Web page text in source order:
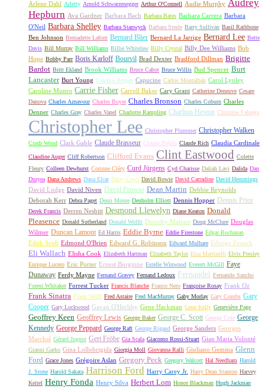
Arlene Dahl Arletty Arnold Schwarzenegger Arthur O'Connell Audie Murphy Audrey
Hepburn Ava Gardner Barbara Bach Barbara Bates Barbara Carrera Barbara
O'Neil Barbara Shelley Barbara Stanwyck Barbara Steele Barry Sullivan Basil Rathbone
Ben Johnson Bernadette Lafont Bernard Blier Bernard La Jarrige Bernard Lee Bette
Davis Bill Murray Bill Williams Billie Whitelaw Billy Crystal Billy Dee Williams Bob
Hope Bobby Parr Boris Karloff Bourvil Brad Dexter Bradford Dillman Brigitte
Bardot Britt Ekland Brook Williams Bruce Cabot Bruce Willis Bud Spencer Burt
Lancaster Burt Young Candice Bergen Capucine Carlos Montalbán Carol Lynley
Caroline Munro Carrie Fisher Carroll Baker Cary Grant Catherine Deneuve Cesare
Danova Charles Aznavour Charles Boyer Charles Bronson Charles Coburn Charles
Denner Charles Gray Charles Vanel Charlotte Rampling Charlton Heston Christine Fabréga
Christopher Lee Christopher Plummer Christopher Walken
Cindi Wood Clark Gable Claude Brasseur Claude Piéplu Claude Rich Claudia Cardinale
Claudine Auger Cliff Robertson Clifford Evans Clint Eastwood Colette
Fleury Colleen Dewhurst Corinne Cléry Curd Jürgens Cyd Charisse Daliah Lavi Dalida Dan
Duryea Dana Andrews Dana Elcar Darry Cowl David Bowie David Carradine David Hemmings
David Lodge David Niven David Prowse Dean Martin Debbie Reynolds
Deborah Kerr Debra Paget Demi Moore Denholm Elliott Dennis Hopper Dennis Price
Derek Francis Derren Nesbitt Desmond Llewelyn Diane Keaton Donald
Pleasence Donald Sutherland Donald Wolfit Dorothy Malone Doug McClure Douglas
Wilmer Duncan Lamont Ed Harris Eddie Byrne Eddie Firestone Edgar Buchanan
Edith Scob Edmond O'Brien Edward G. Robinson Edward Mulhare Edwige Fenech
Eli Wallach Elisha Cook Elizabeth Hartman Elizabeth Taylor Elsa Martinelli Elvis Presley
Enrique Lucero Eric Porter Ernest Borgnine Estelle Winwood Everett McGill Faye
Dunaway Ferdy Mayne Fernand Gravey Fernand Ledoux Fernandel
Fernando Sancho
Forest Whitaker Forrest Tucker Francis Blanche Franco Nero Françoise Rosay Frank Oz
Frank Sinatra Frank Wolff Fred Astaire Fred MacMurray Gaby Morlay Gary Combs Gary
Cooper Gary Lockwood Gavan O'Herlihy Gene Hackman Gene Kelly Geneviève Page
Geoffrey Keen Geoffrey Lewis George Baker George C. Scott George Cole George
Kennedy George Peppard George Raft George Rigaud George Sanders Georges
Marchal Gérard Jugnot Gert Fröbe Gia Scala Giacomo Rossi-Stuart Gian Maria Volonté
Gianni Garko Gina Lollobrigida Giorgia Moll Giovanna Ralli Giuliano Gemma Glenn
Ford Grace Jones Grégoire Aslan Gregory Peck Gregory Walcott Hal Needham Harold
J. Stone Harold Sakata Harrison Ford Harry Carey Jr. Harry Dean Stanton Harvey
Keitel Henry Fonda Henry Silva Herbert Lom Honor Blackman Hugh Jackman